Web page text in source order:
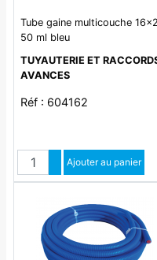
Tube gaine multicouche
50 ml bleu
TUYAUTERIE ET
AVANCES
Réf : 604162
QuantitéAugmenter quantité
Diminuer
Ajouter au panier